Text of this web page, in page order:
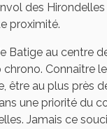
des
proximité.
Batige au centre
Connaître
être au plus près
une priorité du
Jamais ce